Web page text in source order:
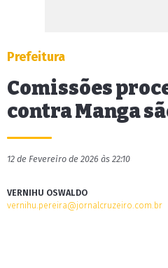
Prefeitura
Comissões
contra Manga
12 de Fevereiro de 2026 às 22:10
VERNIHU OSWALDO
vernihu.pereira@jornalcruzeiro.com.br